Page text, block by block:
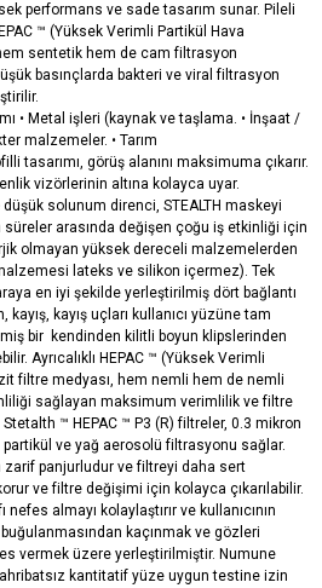
performans ve sade tasarım sunar. Pileli
™ (Yüksek Verimli Partikül Hava
sentetik hem de cam filtrasyon
basınçlarda bakteri ve viral filtrasyon
• Metal işleri (kaynak ve taşlama. • İnşaat /
malzemeler. • Tarım
tasarımı, görüş alanını maksimuma çıkarır.
vizörlerinin altına kolayca uyar.
solunum direnci, STEALTH maskeyi
süreler arasında değişen çoğu iş etkinliği için
olmayan yüksek dereceli malzemelerden
lateks ve silikon içermez). Tek
en iyi şekilde yerleştirilmiş dört bağlantı
kayış uçları kullanıcı yüzüne tam
bir kendinden kilitli boyun klipslerinden
Ayrıcalıklı HEPAC ™ (Yüksek Verimli
filtre medyası, hem nemli hem de nemli
sağlayan maksimum verimlilik ve filtre
™ HEPAC ™ P3 (R) filtreler, 0.3 mikron
ve yağ aerosolü filtrasyonu sağlar.
zarif panjurludur ve filtreyi daha sert
ve filtre değişimi için kolayca çıkarılabilir.
almayı kolaylaştırır ve kullanıcının
kaçınmak ve gözleri
vermek üzere yerleştirilmiştir. Numune
kantitatif yüze uygun testine izin